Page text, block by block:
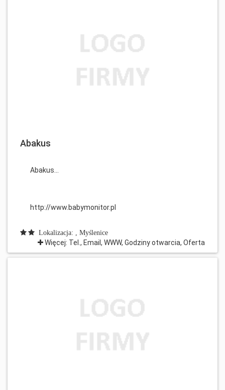
Abakus
Abakus...
http://www.babymonitor.pl
Lokalizacja: , Myślenice
Więcej: Tel., Email, WWW, Godziny otwarcia, Oferta